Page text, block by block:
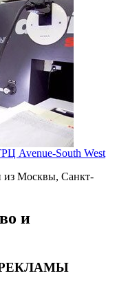
Avenue-South West
из Москвы, Санкт-
и
РЕКЛАМЫ